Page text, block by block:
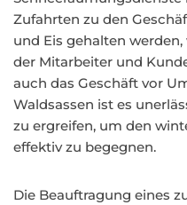
Zufahrten zu den
und Eis gehalten
der Mitarbeiter und
auch das Geschäft vor
Waldsassen ist es
zu ergreifen, um den
effektiv zu begegnen.
Die Beauftragung eines